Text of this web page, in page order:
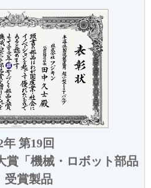
ード
・用語集
年 第19回
賞「機械・ロボット部品
受賞製品